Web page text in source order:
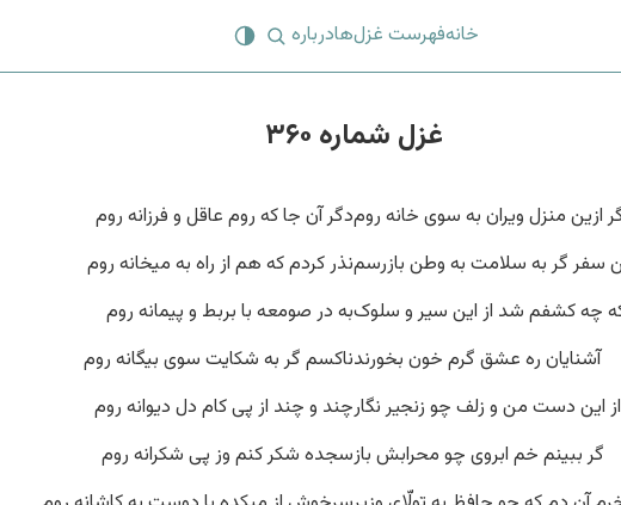
خانهفهرست غزل‌هادرباره
غزل شماره ۳۶۰
ازین منزل ویران به سوی خانه رومدگر آن جا که روم عاقل و فرزانه روم
سفر گر به سلامت به وطن بازرسمنذر کردم که هم از راه به میخانه روم
که چه کشفم شد از این سیر و سلوکبه در صومعه با بربط و پیمانه روم
آشنایان ره عشق گرم خون بخورندناکسم گر به شکایت سوی بیگانه روم
این دست من و زلف چو زنجیر نگارچند و چند از پی کام دل دیوانه روم
گر ببینم خم ابروی چو محرابش بازسجده شکر کنم وز پی شکرانه روم